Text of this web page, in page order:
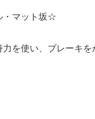
・マット坂☆
を使い、ブレーキを